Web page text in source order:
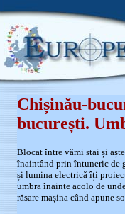
Chișinău-
bucurești.
Blocat între vămi stai și
înaintând prin întuneric de
și lumina electrică îți
umbra înainte acolo de
răsare mașina când apune